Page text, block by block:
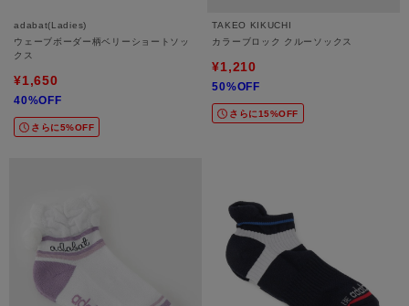
adabat(Ladies)
ウェーブボーダー柄ベリーショートソッ
クス
¥1,650
40%OFF
さらに5%OFF
TAKEO KIKUCHI
カラーブロック クルーソックス
¥1,210
50%OFF
さらに15%OFF